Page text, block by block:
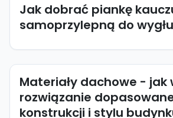
Jak dobrać piankę
samoprzylepną do
Materiały dachowe - jak
rozwiązanie
konstrukcji i stylu